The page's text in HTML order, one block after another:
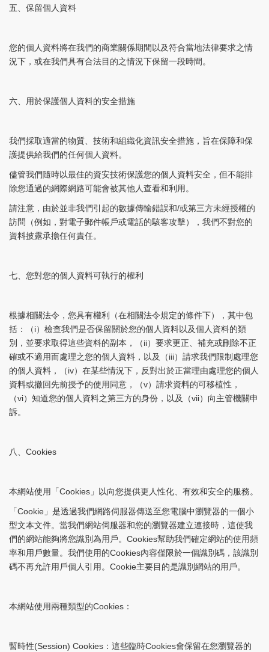
五、保留個人資料
您的個人資料將在我們的商業關係期間以及符合當地法律要求之情
況下，或在我們具有合法目的之情況下保留一段時間。
六、用於保護個人資料的安全措施
我們採取適當的物質、技術和組織化資訊安全措施，旨在保障和保
護提供給我們的任何個人資料。
儘管我們隨時以最佳的資安技術保護您的個人資料安全，但不能排
除您通過的網際網路可能會被其他人查看和利用。
請注意，由於並非我們引起的數據傳輸錯誤和/或第三方未經授權的
訪問（例如，對電子郵件帳戶或電話的駭客攻擊），我們不對您的
資料披露承擔任何責任。
七、您對您的個人資料可執行的權利
根據相關法令，您具有權利（在相關法令規定的條件下），其中包
括：（i）檢查我們是否保留關於您的個人資料以及個人資料的類
別，並要求取得這些資料的副本，（ii）要求更正、補充或刪除不正
確或不適用而處理之您的個人資料，以及（iii）請求我們限制處理您
的個人資料，（iv）在某些情況下，反對出於正當理由處理您的個人
資料或撤回先前授予的使用同意，（v）請求資料的可移植性，
（vi）知道您的個人資料之第三方的身份，以及（vii）向主管機關申
訴。
八、Cookies
本網站使用「Cookies」以向您提供更人性化、有效和安全的服務。
「Cookie」是透過我們網路伺服器傳送至您電腦中瀏覽器的一個小
型文本文件。當我們網站伺服器和您的瀏覽器建立連接時，這使我
們的網站能夠將您識別為用戶。Cookies幫助我們確定網站的使用頻
率和用戶數量。我們使用的Cookies內容僅限於一個識別碼，該識別
碼不再允許用戶個人引用。Cookie主要目的是識別網站的用戶。
本網站使用兩種類型的Cookies：
暫時性(Session) Cookies：這些臨時Cookies會保留在您瀏覽器的